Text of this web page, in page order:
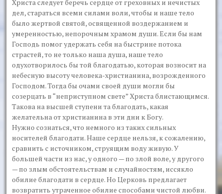
Христа следует беречь сердце от греховных и нечистых
дел, стараться всеми силами воли, чтобы и наше тело
было жертвой святой, освященной воздержанием и
умеренностью, непорочным хра­мом души. Если бы нам
Господь помог удержать себя на быстрине по­тока
страстей, то не только наша душа, наше тело
одухотворилось бы той благодатью, которая возносит на
небесную высоту человека-христианина, возрожденного
Господом. Тогда бы очами своей души могли бы
созерцать в “неприступном свете” Христа блистающимся.
Такова на высшей ступени та благодать, какая
желательна от христианина в эти дни к Богу.
Нужно сознаться, что немного из таких сильных
носителей благо­дати. Наше сердце нельзя, к сожалению,
сравнить с источником, стру­ящим воду живую. У
большей части из нас, у одного — по злой воле, у другого
— по злым обстоятельствам и случайностям, иссякло
обилие благодати в сердце. Но Церковь предлагает
возвратить утраченное оби­лие способами чистой любви.